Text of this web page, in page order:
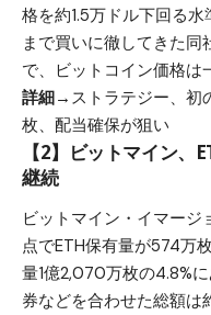
格を約1.5万ドル下回る
まで買いに徹してきた同
で、ビットコイン価格は
詳細→ ストラテジー、
枚、配当確保が狙い
【2】ビットマイン
継続
ビットマイン・イマー
点でETH保有量が574万
量1億2,070万枚の4.8%
券などを合わせた総額は